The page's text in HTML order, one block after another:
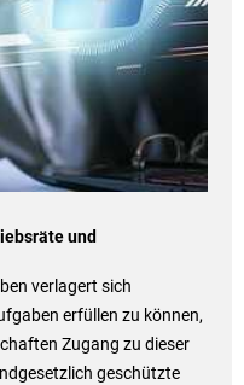
und
verlagert sich
erfüllen zu können,
Zugang zu dieser
geschützte